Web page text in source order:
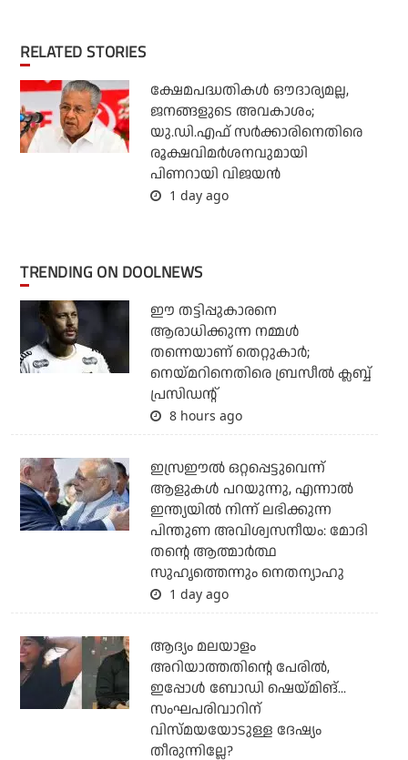
RELATED STORIES
ക്ഷേമപദ്ധതികള്‍ ഔദാര്യമല്ല,
ജനങ്ങളുടെ അവകാശം;
യു.ഡി.എഫ് സര്‍ക്കാരിനെതിരെ
രൂക്ഷവിമര്‍ശനവുമായി
പിണറായി വിജയന്‍
1 day ago
TRENDING ON DOOLNEWS
ഈ തട്ടിപ്പുകാരനെ
ആരാധിക്കുന്ന നമ്മള്‍
തന്നെയാണ് തെറ്റുകാര്‍;
നെയ്മറിനെതിരെ ബ്രസീല്‍ ക്ലബ്ബ്
പ്രസിഡന്റ്
8 hours ago
ഇസ്രഈല്‍ ഒറ്റപ്പെട്ടുവെന്ന്
ആളുകള്‍ പറയുന്നു, എന്നാല്‍
ഇന്ത്യയില്‍ നിന്ന് ലഭിക്കുന്ന
പിന്തുണ അവിശ്വസനീയം: മോദി
തന്റെ ആത്മാര്‍ത്ഥ
സുഹൃത്തെന്നും നെതന്യാഹു
1 day ago
ആദ്യം മലയാളം
അറിയാത്തതിന്റെ പേരില്‍,
ഇപ്പോള്‍ ബോഡി ഷെയ്മിങ്...
സംഘപരിവാറിന്
വിസ്മയയോടുള്ള ദേഷ്യം
തീരുന്നില്ലേ?